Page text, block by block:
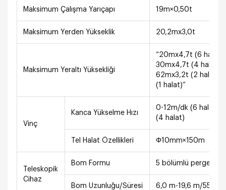
Maksimum Çalışma Yarıçapı 19m×0,50t
Maksimum Yerden Yükseklik 20,2mx3,0t
Maksimum Yeraltı Yüksekliği
“20mx4,7t (6 halat)
30mx4,7t (4 halat)
62mx3,2t (2 halat)
(1 halat)”
Vinç
Kanca Yükselme Hızı
0-12m/dk (6 halat)
(4 halat)
Tel Halat Özellikleri Φ10mm×150m
Teleskopik
Cihaz
Bom Formu 5 bölümlü pergel,
Bom Uzunluğu/Süresi 6,0 m-19,6 m/55 sn